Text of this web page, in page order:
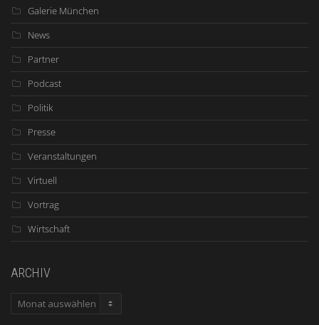
Galerie München
News
Partner
Podcast
Politik
Presse
Veranstaltungen
Virtuell
Vortrag
Wirtschaft
ARCHIV
ARCHIV